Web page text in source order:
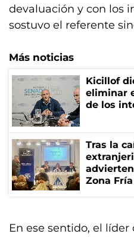
devaluación y con los
sostuvo el referente
Más noticias
Kicillof
eliminar
de los
Tras la
Zona
En ese sentido, el líder